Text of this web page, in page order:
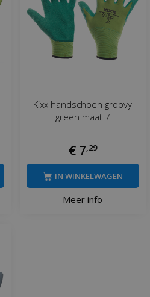
Kixx handschoen groovy
green maat 7
€ 7,29
Meer info
IN WINKELWAGEN